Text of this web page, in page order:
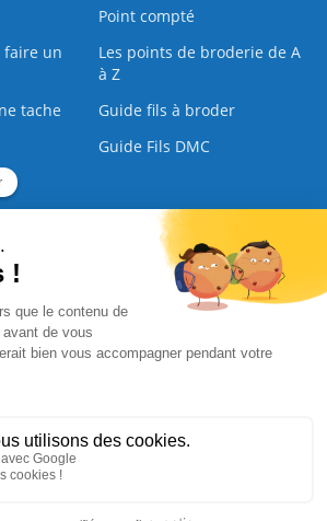
Point compté
faire un
Les points de broderie de A
à Z
tache
Guide fils à broder
Guide Fils DMC
Qui sommes nous Nous contacter |
sécurisé
© CreaMagic. ALL Rights Reserved.